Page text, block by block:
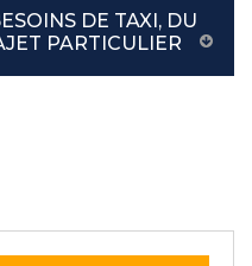
DE TAXI, DU
PARTICULIER